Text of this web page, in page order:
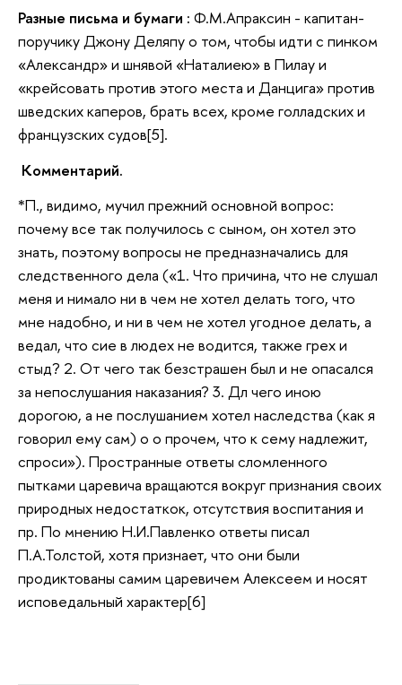
Разные письма и бумаги : Ф.М.Апраксин - капитан-
поручику Джону Деляпу о том, чтобы идти с пинком
«Александр» и шнявой «Наталиею» в Пилау и
«крейсовать против этого места и Данцига» против
шведских каперов, брать всех, кроме голладских и
французских судов[5].
Комментарий.
*П., видимо, мучил прежний основной вопрос:
почему все так получилось с сыном, он хотел это
знать, поэтому вопросы не предназначались для
следственного дела («1. Что причина, что не слушал
меня и нимало ни в чем не хотел делать того, что
мне надобно, и ни в чем не хотел угодное делать, а
ведал, что сие в людех не водится, также грех и
стыд? 2. От чего так безстрашен был и не опасался
за непослушания наказания? 3. Дл чего иною
дорогою, а не послушанием хотел наследства (как я
говорил ему сам) о о прочем, что к сему надлежит,
спроси»). Пространные ответы сломленного
пытками царевича вращаются вокруг признания своих
природных недостаткок, отсутствия воспитания и
пр. По мнению Н.И.Павленко ответы писал
П.А.Толстой, хотя признает, что они были
продиктованы самим царевичем Алексеем и носят
исповедальный характер[6]